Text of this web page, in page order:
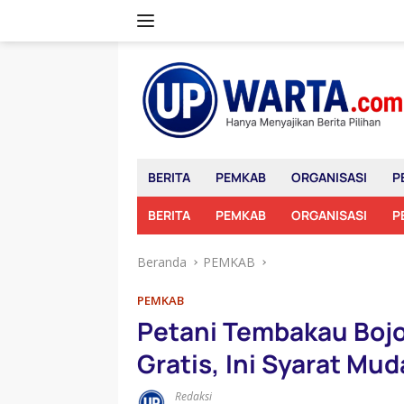
BERITA PEMKAB ORGANISASI
BERITA PEMKAB ORGANISASI
Beranda PEMKAB
PEMKAB
Petani Tembakau
Gratis, Ini Syarat
Redaksi